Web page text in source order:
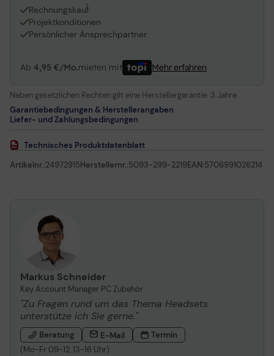
Rechnungskauf
1
Projektkonditionen
Persönlicher Ansprechpartner
Ab 4,95 €/Mo.mieten mit Mehr erfahren
Neben gesetzlichen Rechten gilt eine Herstellergarantie: 3 Jahre
Garantiebedingungen & Herstellerangaben
Liefer- und Zahlungsbedingungen
Technisches Produktdatenblatt
Artikelnr.:24972915Herstellernr.:5093-299-2219EAN:5706991026214
Markus Schneider
Key Account Manager PC Zubehör
"Zu Fragen rund um das Thema Headsets
unterstütze ich Sie gerne."
Beratung E-Mail
Termin
(Mo-Fr 09-12, 13-16 Uhr)